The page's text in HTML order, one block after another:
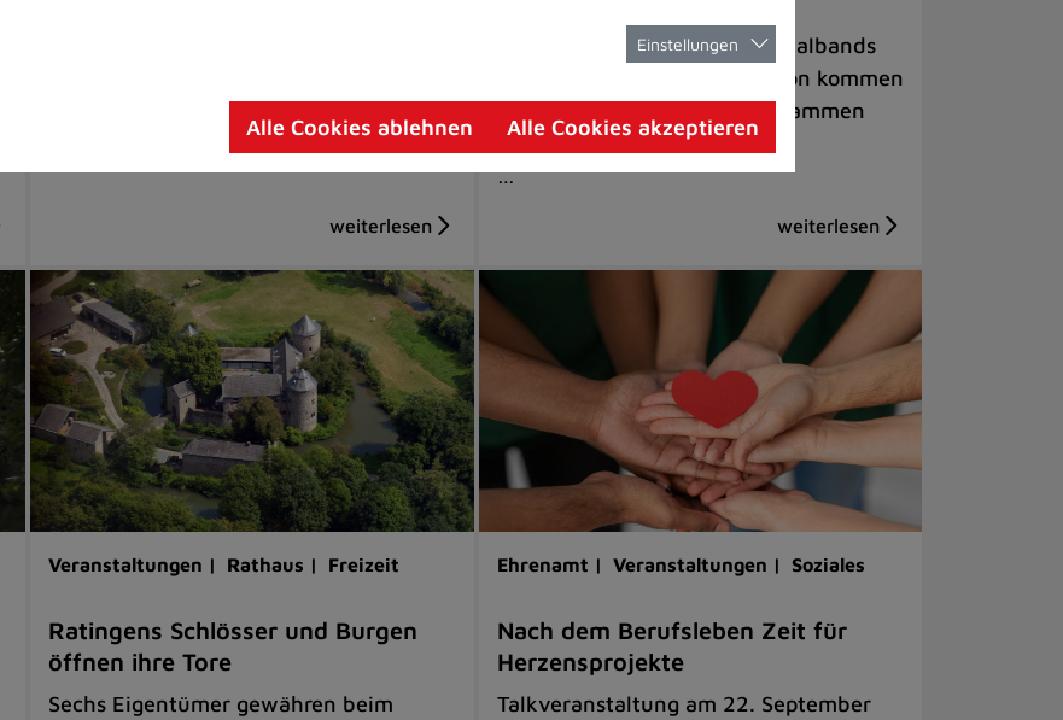
Internationale Rock- und Metalbands
und starke Acts aus der Region kommen
am 17. Oktober in Lintorf zusammen
…
Veranstaltungen | Rathaus | Freizeit
Ratingens Schlösser und Burgen
öffnen ihre Tore
Sechs Eigentümer gewähren beim
Ehrenamt | Veranstaltungen | Soziales
Nach dem Berufsleben Zeit für
Herzensprojekte
Talkveranstaltung am 22. September
Einstellungen
Alle Cookies ablehnen Alle Cookies akzeptieren